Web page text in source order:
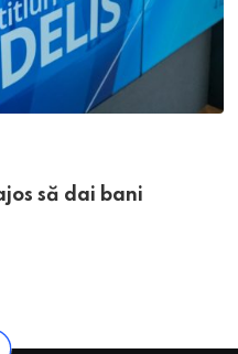
să dai bani